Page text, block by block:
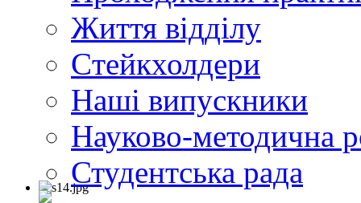
Життя відділу
Cтейкхолдери
Наші випускники
Науково-методична
Студентська рада